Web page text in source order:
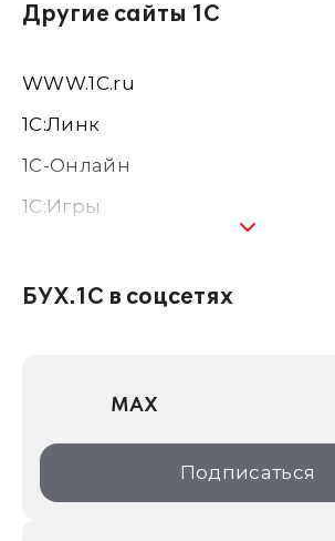
Другие сайты 1С
WWW.1С.ru
1С:Линк
1С-Онлайн
1C:Игры
1С:Консалтинг
1С:Дистрибьюция
1С:Образование
ИТС.1C.ru
БУХ.1С в соцсетях
MAX
Подписаться